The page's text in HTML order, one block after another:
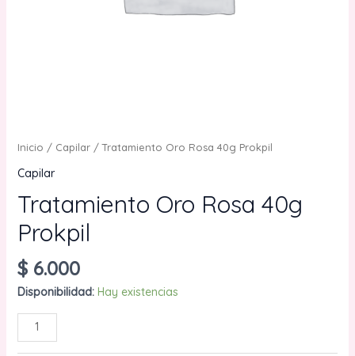
Inicio / Capilar/ Tratamiento Oro Rosa 40g Prokpil
Capilar
Tratamiento Oro Rosa 40g
Prokpil
$6.000
Disponibilidad: Hay existencias
Tratamiento
Oro